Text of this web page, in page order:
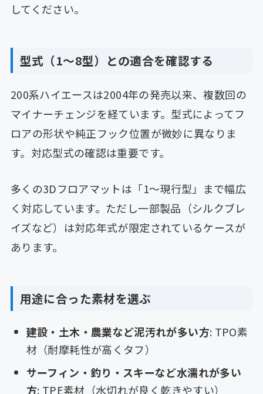
してください。
型式（1〜8型）との適合を確認する
200系ハイエースは2004年の発売以来、複数回の
マイナーチェンジを経ています。型式によってフ
ロアの形状や純正フック位置が微妙に異なりま
す。対応型式の確認は重要です。
多くの3Dフロアマットは「1〜現行型」まで幅広
く対応しています。ただし一部製品（シルクブレ
イズなど）は対応年式が限定されているケースが
あります。
用途に合った素材を選ぶ
建設・土木・農業など泥汚れが多い方: TPO素
材（耐摩耗性が高くタフ）
サーフィン・釣り・スキーなど水濡れが多い
方: TPE素材（水切れが良く乾きやすい）